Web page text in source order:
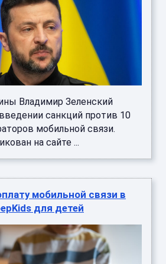
Владимир Зеленский
санкций против 10
мобильной связи.
на сайте ...
мобильной связи в
для детей